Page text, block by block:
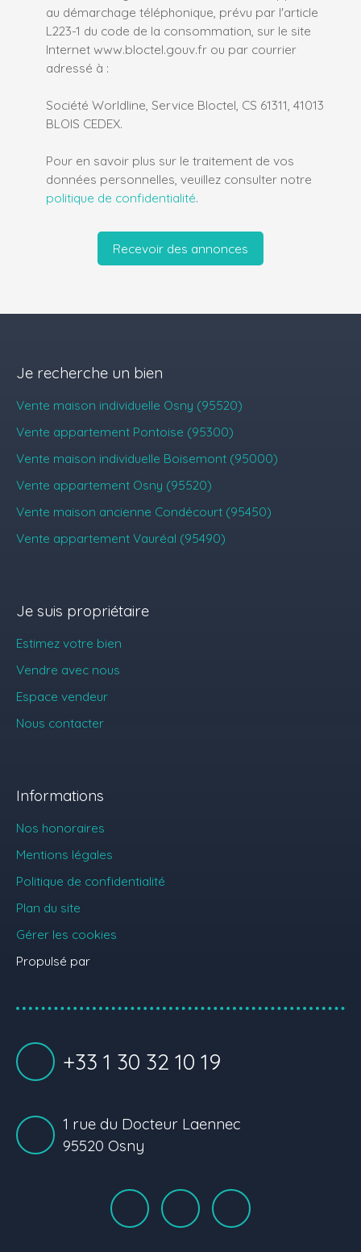
au démarchage téléphonique, prévu par l'article
L223-1 du code de la consommation, sur le site
Internet www.bloctel.gouv.fr ou par courrier
adressé à :
Société Worldline, Service Bloctel, CS 61311, 41013
BLOIS CEDEX.
Pour en savoir plus sur le traitement de vos
données personnelles, veuillez consulter notre
politique de confidentialité.
Recevoir des annonces
Je recherche un bien
Vente maison individuelle Osny (95520)
Vente appartement Pontoise (95300)
Vente maison individuelle Boisemont (95000)
Vente appartement Osny (95520)
Vente maison ancienne Condécourt (95450)
Vente appartement Vauréal (95490)
Je suis propriétaire
Estimez votre bien
Vendre avec nous
Espace vendeur
Nous contacter
Informations
Nos honoraires
Mentions légales
Politique de confidentialité
Plan du site
Gérer les cookies
Propulsé par
+33 1 30 32 10 19
1 rue du Docteur Laennec
95520 Osny